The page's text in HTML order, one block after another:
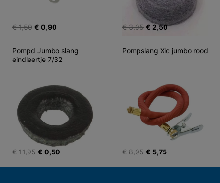
€ 1,50 € 0,90 € 3,95 € 2,50
Pompd Jumbo slang
eindleertje 7/32
€ 11,95 € 0,50
Pompslang Xlc jumbo rood
€ 8,95 € 5,75